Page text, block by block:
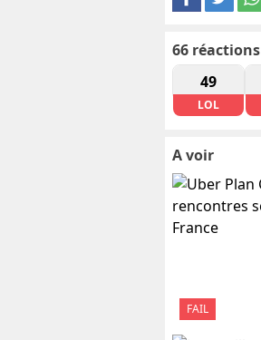
66 réactions
49
LOL
A voir
FAIL